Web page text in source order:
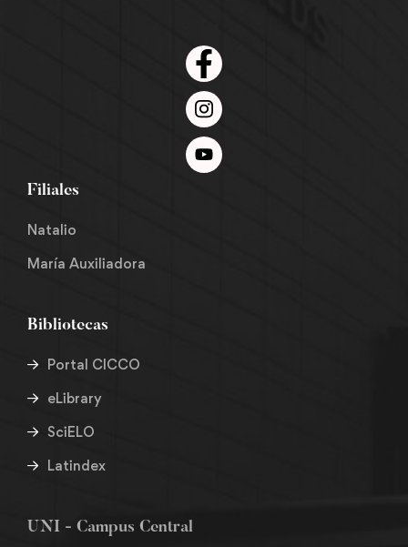
Filiales
Natalio
María Auxiliadora
Bibliotecas
Portal CICCO
eLibrary
SciELO
Latindex
UNI - Campus Central